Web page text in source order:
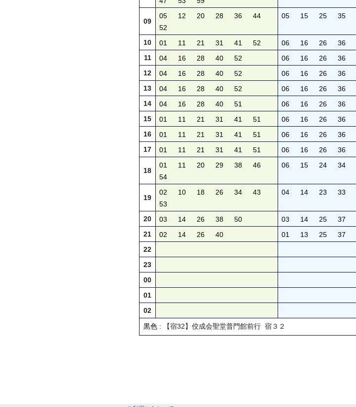
09
05 12 20 28 36
44
52
05 15 25 35
10 01 11 21 31 41 52 06 16 26 36
11
04 16 28 40 52 06 16 26 36
12
04 16 28 40 52 06 16 26 36
13
04 16 28 40 52 06 16 26 36
14
04 16 28 40 51 06 16 26 36
15
01 11 21 31 41 51 06 16 26 36
16
01 11 21 31 41 51 06 16 26 36
17
01 11 21 31 41 51 06 16 26 36
18
01 11 20 29 38
46
54
06 15 24 34
19
02 10 18 26 34
43
53
04 14 23 33
20 03 14 26 38 50 03 14 25 37
21
02 14 26 40 01 13 25 37
22
23
00
01
02
黒色 : 【宿32】佼成会聖堂普門館前行 宿３２